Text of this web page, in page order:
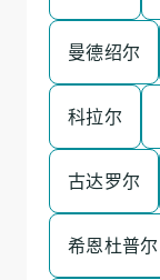
曼德绍尔
科拉尔
古达罗尔
希恩杜普尔